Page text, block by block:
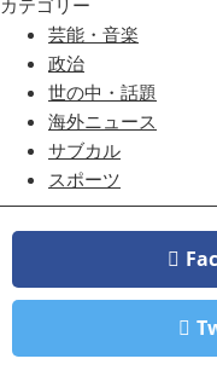
芸能・音楽
政治
世の中・話題
海外ニュース
サブカル
スポーツ